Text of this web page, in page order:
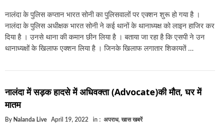
नालंदा के पुलिस कप्तान भारत सोनी का पुलिसवालों पर एक्शन शुरू हो गया है ।
नालंदा के पुलिस अधीक्षक भारत सोनी ने कई थानों के थानाध्यक्ष को लाइन हाजिर कर
दिया है । उनसे थाना की कमान छीन लिया है । बताया जा रहा है कि एसपी ने उन
थानाध्यक्षों के खिलाफ एक्शन लिया है । जिनके खिलाफ लगातार शिकायतें …
नालंदा में सड़क हादसे में अधिवक्ता (Advocate)की मौत, घर में
मातम
By Nalanda Live April 19, 2022 in : अपराध, खास खबरें